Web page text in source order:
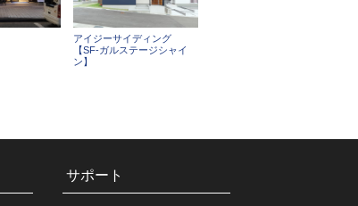
アイジーサイディング
【SF-ガルステージシャイ
ン】
サポート